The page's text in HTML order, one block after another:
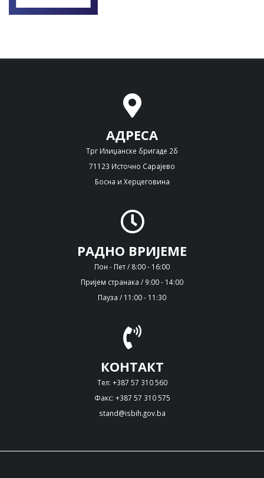
АДРЕСА
Трг Илиџанске бригаде 2б
71123 Источно Сарајево
Босна и Херцеговина
РАДНО ВРИЈЕМЕ
Пон - Пет / 8:00 - 16:00
Пријем странака / 9:00 - 14:00
Пауза / 11:00 - 11:30
КОНТАКТ
Тел: +387 57 310 560
Факс: +387 57 310 575
stand@isbih.gov.ba